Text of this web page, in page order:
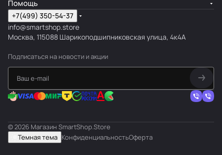
Помощь
+7(499) 350-54-37
info@smartshop.store
Москва, 115088 Шарикоподшипниковская улица, 4к4А
Подписаться на новости и акции
© 2026 Магазин SmartShop.Store
Темная тема КонфиденциальностьОферта